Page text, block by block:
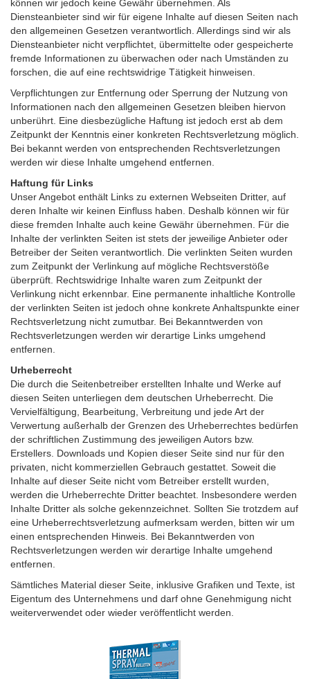
können wir jedoch keine Gewähr übernehmen. Als
Diensteanbieter sind wir für eigene Inhalte auf diesen Seiten nach
den allgemeinen Gesetzen verantwortlich. Allerdings sind wir als
Diensteanbieter nicht verpflichtet, übermittelte oder gespeicherte
fremde Informationen zu überwachen oder nach Umständen zu
forschen, die auf eine rechtswidrige Tätigkeit hinweisen.
Verpflichtungen zur Entfernung oder Sperrung der Nutzung von
Informationen nach den allgemeinen Gesetzen bleiben hiervon
unberührt. Eine diesbezügliche Haftung ist jedoch erst ab dem
Zeitpunkt der Kenntnis einer konkreten Rechtsverletzung möglich.
Bei bekannt werden von entsprechenden Rechtsverletzungen
werden wir diese Inhalte umgehend entfernen.
Haftung für Links
Unser Angebot enthält Links zu externen Webseiten Dritter, auf
deren Inhalte wir keinen Einfluss haben. Deshalb können wir für
diese fremden Inhalte auch keine Gewähr übernehmen. Für die
Inhalte der verlinkten Seiten ist stets der jeweilige Anbieter oder
Betreiber der Seiten verantwortlich. Die verlinkten Seiten wurden
zum Zeitpunkt der Verlinkung auf mögliche Rechtsverstöße
überprüft. Rechtswidrige Inhalte waren zum Zeitpunkt der
Verlinkung nicht erkennbar. Eine permanente inhaltliche Kontrolle
der verlinkten Seiten ist jedoch ohne konkrete Anhaltspunkte einer
Rechtsverletzung nicht zumutbar. Bei Bekanntwerden von
Rechtsverletzungen werden wir derartige Links umgehend
entfernen.
Urheberrecht
Die durch die Seitenbetreiber erstellten Inhalte und Werke auf
diesen Seiten unterliegen dem deutschen Urheberrecht. Die
Vervielfältigung, Bearbeitung, Verbreitung und jede Art der
Verwertung außerhalb der Grenzen des Urheberrechtes bedürfen
der schriftlichen Zustimmung des jeweiligen Autors bzw.
Erstellers. Downloads und Kopien dieser Seite sind nur für den
privaten, nicht kommerziellen Gebrauch gestattet. Soweit die
Inhalte auf dieser Seite nicht vom Betreiber erstellt wurden,
werden die Urheberrechte Dritter beachtet. Insbesondere werden
Inhalte Dritter als solche gekennzeichnet. Sollten Sie trotzdem auf
eine Urheberrechtsverletzung aufmerksam werden, bitten wir um
einen entsprechenden Hinweis. Bei Bekanntwerden von
Rechtsverletzungen werden wir derartige Inhalte umgehend
entfernen.
Sämtliches Material dieser Seite, inklusive Grafiken und Texte, ist
Eigentum des Unternehmens und darf ohne Genehmigung nicht
weiterverwendet oder wieder veröffentlicht werden.